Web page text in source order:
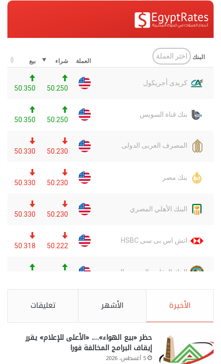
الأخيرة الأشهر تعليقات
حظر «بيع الهواء»…. «الأعلى للإعلام» يقرر
إيقاف البرامج المخالفة فورا
5 أغسطس، 2026